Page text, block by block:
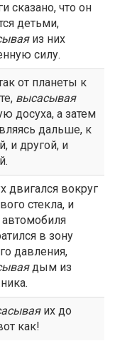
сказано, что он
детьми,
из них
силу.
от планеты к
высасывая
досуха, а затем
дальше, к
и другой, и
двигался вокруг
стекла, и
автомобиля
в зону
давления,
дым из
их до
как!